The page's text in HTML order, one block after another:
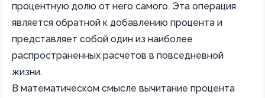
процентную долю от него самого. Эта операция
является обратной к добавлению процента и
представляет собой один из наиболее
распространенных расчетов в повседневной
жизни.
В математическом смысле вычитание процента